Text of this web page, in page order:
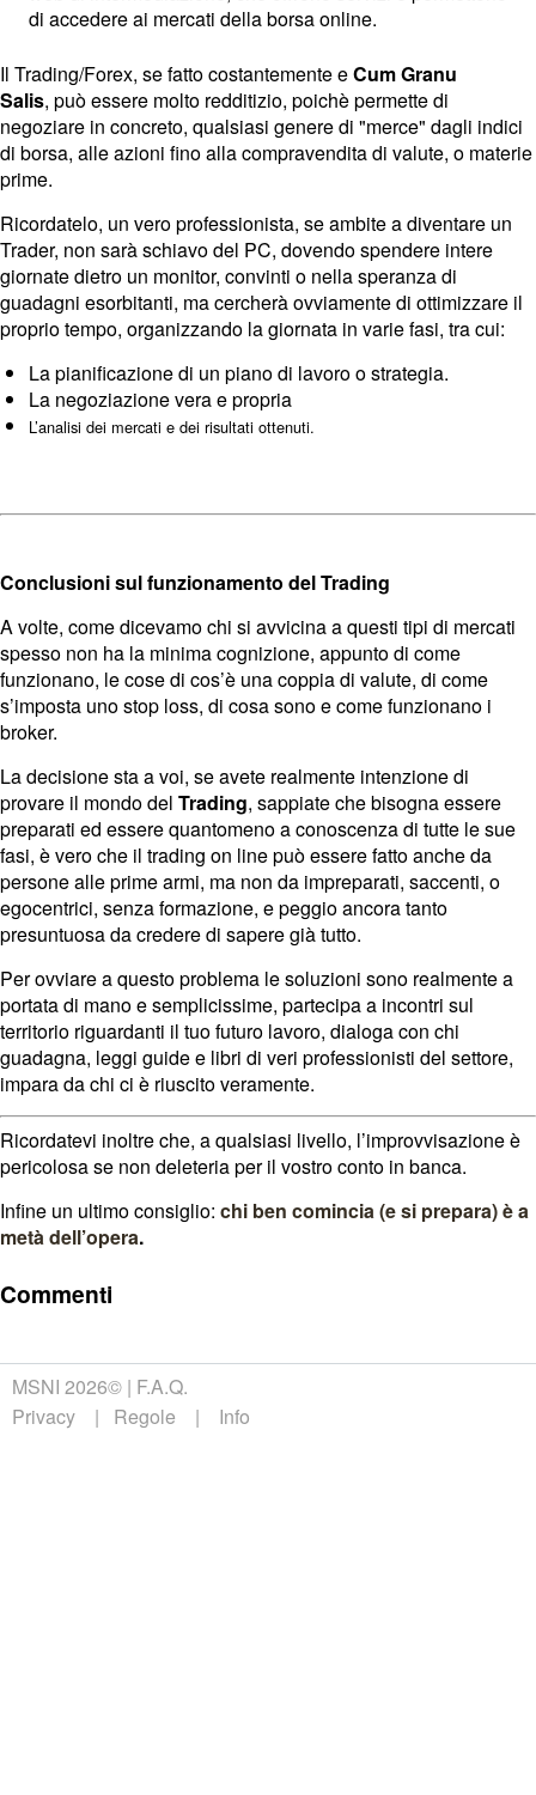
di accedere ai mercati della borsa online.
Il Trading/Forex, se fatto costantemente eCum Granu
Salis, può essere molto redditizio, poichè permette di
negoziare in concreto, qualsiasi genere di "merce" dagli indici
di borsa, alle azioni fino alla compravendita di valute, o materie
prime.
Ricordatelo, un vero professionista, se ambite a diventare un
Trader, non sarà schiavo del PC, dovendo spendere intere
giornate dietro un monitor, convinti o nella speranza di
guadagni esorbitanti, ma cercherà ovviamente di ottimizzare il
proprio tempo, organizzando la giornata in varie fasi, tra cui:
La pianificazione di un piano di lavoro o strategia.
La negoziazione vera e propria
L’analisi dei mercati e dei risultati ottenuti.
Conclusioni sul funzionamento del Trading
A volte, come dicevamo chi si avvicina a questi tipi di mercati
spesso non ha la minima cognizione, appunto di come
funzionano, le cose di cos’è una coppia di valute, di come
s’imposta uno stop loss, di cosa sono e come funzionano i
broker.
La decisione sta a voi, se avete realmente intenzione di
provare il mondo del Trading, sappiate che bisogna essere
preparati ed essere quantomeno a conoscenza di tutte le sue
fasi, è vero che il trading on line può essere fatto anche da
persone alle prime armi, ma non da impreparati, saccenti, o
egocentrici, senza formazione, e peggio ancora tanto
presuntuosa da credere di saperegiàtutto.
Per ovviare a questo problema le soluzioni sono realmente a
portata di mano e semplicissime, partecipa a incontri sul
territorio riguardanti il tuo futuro lavoro, dialoga con chi
guadagna, leggi guide e libri di veri professionisti del settore,
impara da chi ci è riuscito veramente.
Ricordatevi inoltre che, a qualsiasi livello, l’improvvisazioneè
pericolosa se non deleteria per il vostro conto in banca.
Infine un ultimo consiglio: chi ben comincia (e si prepara) è a
metà dell’opera.
Commenti
MSNI 2026© F.A.Q.
Privacy
Regole Info